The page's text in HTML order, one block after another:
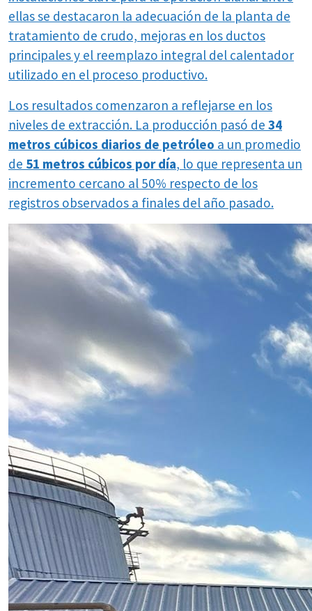
ellas se destacaron la adecuación de la planta de
tratamiento de crudo, mejoras en los ductos
principales y el reemplazo integral del calentador
utilizado en el proceso productivo.
Los resultados comenzaron a reflejarse en los
niveles de extracción. La producción pasó de 34
metros cúbicos diarios de petróleo a un promedio
de 51 metros cúbicos por día, lo que representa un
incremento cercano al 50% respecto de los
registros observados a finales del año pasado.